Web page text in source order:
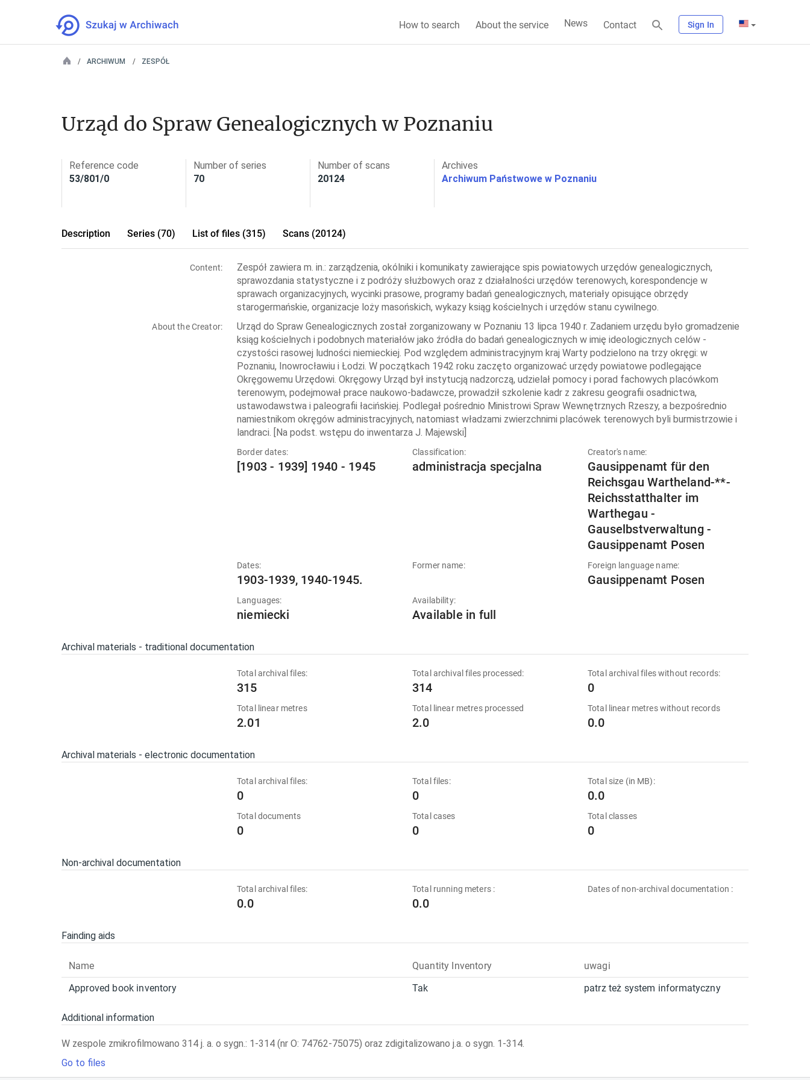
How to search About the service News Contact Sign In
ARCHIWUM ZESPÓŁ
Urząd do Spraw Genealogicznych w Poznaniu
Reference code
53/801/0
Number of series
70
Number of scans
20124
Archives
Archiwum Państwowe w Poznaniu
Description Series (70) List of files (315) Scans (20124)
Content:
Zespół zawiera m. in.: zarządzenia, okólniki i komunikaty zawierające spis powiatowych urzędów genealogicznych,
sprawozdania statystyczne i z podróży służbowych oraz z działalności urzędów terenowych, korespondencje w
sprawach organizacyjnych, wycinki prasowe, programy badań genealogicznych, materiały opisujące obrzędy
starogermańskie, organizacje loży masońskich, wykazy ksiąg kościelnych i urzędów stanu cywilnego.
About the Creator:
Urząd do Spraw Genealogicznych został zorganizowany w Poznaniu 13 lipca 1940 r. Zadaniem urzędu było gromadzenie
ksiąg kościelnych i podobnych materiałów jako źródła do badań genealogicznych w imię ideologicznych celów -
czystości rasowej ludności niemieckiej. Pod względem administracyjnym kraj Warty podzielono na trzy okręgi: w
Poznaniu, Inowrocławiu i Łodzi. W początkach 1942 roku zaczęto organizować urzędy powiatowe podlegające
Okręgowemu Urzędowi. Okręgowy Urząd był instytucją nadzorczą, udzielał pomocy i porad fachowych placówkom
terenowym, podejmował prace naukowo-badawcze, prowadził szkolenie kadr z zakresu geografii osadnictwa,
ustawodawstwa i paleografii łacińskiej. Podlegał pośrednio Ministrowi Spraw Wewnętrznych Rzeszy, a bezpośrednio
namiestnikom okręgów administracyjnych, natomiast władzami zwierzchnimi placówek terenowych byli burmistrzowie i
landraci. [Na podst. wstępu do inwentarza J. Majewski]
Border dates:
[1903 - 1939] 1940 - 1945
Classification:
administracja specjalna
Creator's name:
Gausippenamt für den
Reichsgau Wartheland-**-
Reichsstatthalter im
Warthegau -
Gauselbstverwaltung -
Gausippenamt Posen
Dates:
1903-1939, 1940-1945.
Former name: Foreign language name:
Gausippenamt Posen
Languages:
niemiecki
Availability:
Available in full
Archival materials - traditional documentation
Total archival files:
315
Total archival files processed:
314
Total archival files without records:
0
Total linear metres
2.01
Total linear metres processed
2.0
Total linear metres without records
0.0
Archival materials - electronic documentation
Total archival files:
0
Total files:
0
Total size (in MB):
0.0
Total documents
0
Total cases
0
Total classes
0
Non-archival documentation
Total archival files:
0.0
Total running meters :
0.0
Dates of non-archival documentation :
Fainding aids
Name Quantity Inventory
uwagi
Approved book inventory
Tak patrz też system informatyczny
Additional information
W zespole zmikrofilmowano 314 j. a. o sygn.: 1-314 (nr O: 74762-75075) oraz zdigitalizowano j.a. o sygn. 1-314.
Go to files